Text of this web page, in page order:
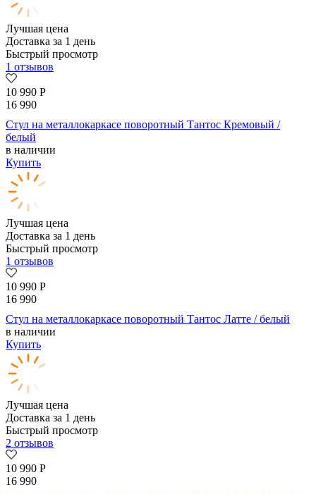
Лучшая цена
Доставка за 1 день
Быстрый просмотр
1 отзывов
10 990 Р
16 990
Стул на металлокаркасе поворотный Тантос Кремовый /
белый
в наличии
Купить
Лучшая цена
Доставка за 1 день
Быстрый просмотр
1 отзывов
10 990 Р
16 990
Стул на металлокаркасе поворотный Тантос Латте / белый
в наличии
Купить
Лучшая цена
Доставка за 1 день
Быстрый просмотр
2 отзывов
10 990 Р
16 990